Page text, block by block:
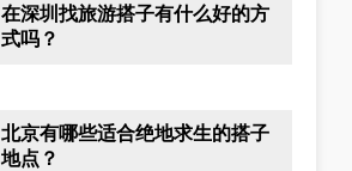
在深圳找旅游搭子有什么好的方
式吗？
北京有哪些适合绝地求生的搭子
地点？